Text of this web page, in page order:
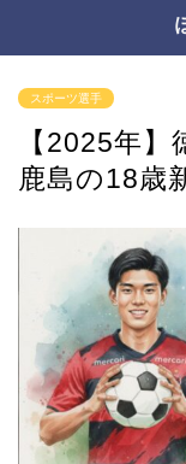
スポーツ選手
【2025年
鹿島の18歳